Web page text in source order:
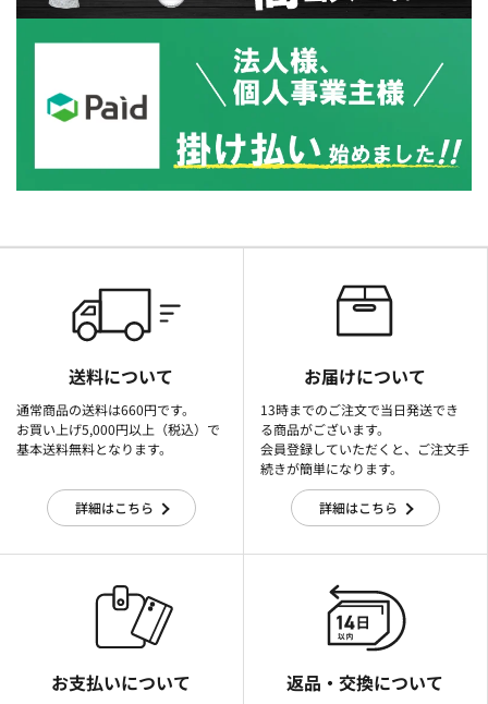
送料について
通常商品の送料は660円です。
お買い上げ5,000円以上（税込）で
基本送料無料となります。
詳細はこちら
お届けについて
13時までのご注文で当日発送でき
る商品がございます。
会員登録していただくと、ご注文手
続きが簡単になります。
詳細はこちら
お支払いについて 返品・交換について